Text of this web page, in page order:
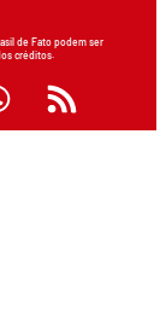
de Fato podem ser
créditos.